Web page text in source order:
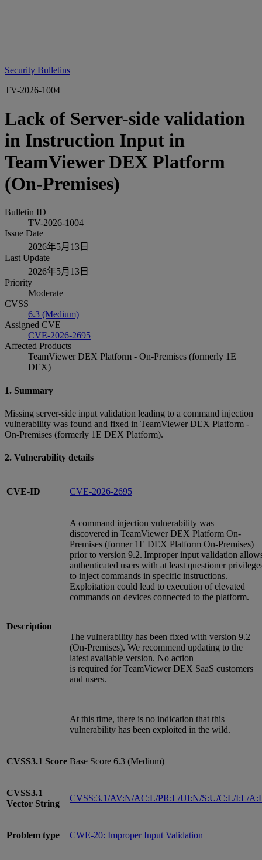
Security Bulletins
TV-2026-1004
Lack of Server-side validation
in Instruction Input in
TeamViewer DEX Platform
(On-Premises)
Bulletin ID
TV-2026-1004
Issue Date
2026年5月13日
Last Update
2026年5月13日
Priority
Moderate
CVSS
6.3 (Medium)
Assigned CVE
CVE-2026-2695
Affected Products
TeamViewer DEX Platform - On-Premises (formerly 1E
DEX)
1. Summary
Missing server-side input validation leading to a command injection
vulnerability was found and fixed in TeamViewer DEX Platform -
On-Premises (formerly 1E DEX Platform).
2. Vulnerability details
CVE-ID CVE-2026-2695
Description
A command injection vulnerability was
discovered in TeamViewer DEX Platform On-
Premises (former 1E DEX Platform On-Premises)
prior to version 9.2. Improper input validation
authenticated users with at least questioner
to inject commands in specific instructions.
Exploitation could lead to execution of elevated
commands on devices connected to the platform.
The vulnerability has been fixed with version 9.2
(On-Premises). We recommend updating to the
latest available version. No action
is required for TeamViewer DEX SaaS customers
and users.
At this time, there is no indication that this
vulnerability has been exploited in the wild.
CVSS3.1 Score Base Score 6.3 (Medium)
CVSS3.1
Vector String
CVSS:3.1/AV:N/AC:L/PR:L/UI:N/S:U/C:L/I:L/
Problem type CWE-20: Improper Input Validation